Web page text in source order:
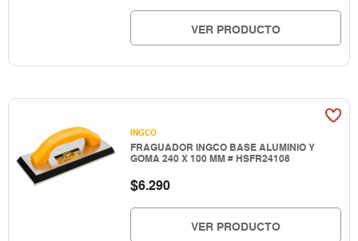
VER PRODUCTO
INGCO
FRAGUADOR INGCO BASE ALUMINIO Y
GOMA 240 X 100 MM # HSFR24108
$6.290
VER PRODUCTO